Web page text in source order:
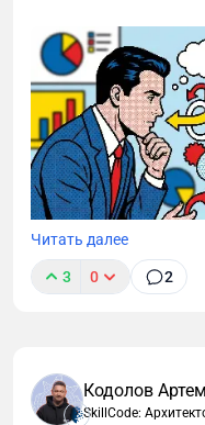
Компании часто
потенциал.
Читать далее
3 0 2
Кодолов Артем
SkillCode: